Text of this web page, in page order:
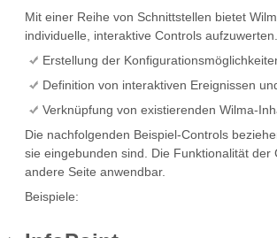
Mit einer Reihe von Schnittstellen bietet
individuelle, interaktive Controls
Erstellung der
Definition von interaktiven Ereignissen
Verknüpfung von existierenden Wilma-
Die nachfolgenden Beispiel-Controls
sie eingebunden sind. Die Funktionalität
andere Seite anwendbar.
Beispiele: